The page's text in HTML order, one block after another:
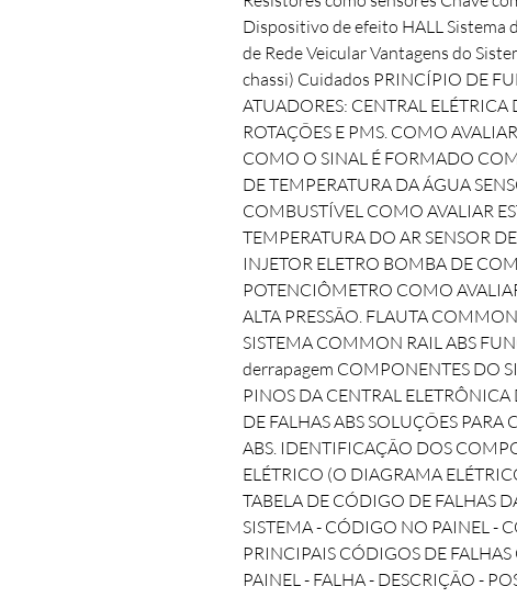
Dispositivo de efeito HALL
de Rede Veicular Vantagens do
chassi) Cuidados PRINCÍPIO DE
ATUADORES: CENTRAL ELÉTRICA
ROTAÇÕES E PMS. COMO
COMO O SINAL É FORMADO
DE TEMPERATURA DA ÁGUA
COMBUSTÍVEL COMO AVALIAR
TEMPERATURA DO AR SENSOR
INJETOR ELETRO BOMBA DE
POTENCIÔMETRO COMO
ALTA PRESSÃO. FLAUTA
SISTEMA COMMON RAIL ABS
derrapagem COMPONENTES DO
PINOS DA CENTRAL
DE FALHAS ABS SOLUÇÕES
ABS. IDENTIFICAÇÃO DOS
ELÉTRICO (O DIAGRAMA
TABELA DE CÓDIGO DE FALHAS
SISTEMA - CÓDIGO NO PAINEL -
PRINCIPAIS CÓDIGOS DE
PAINEL - FALHA - DESCRIÇÃO -